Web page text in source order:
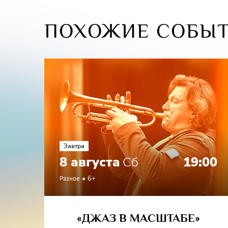
ПОХОЖИЕ
Завтра
8 августа Сб 19:00
Разное 6+
«ДЖАЗ В МАСШТАБЕ»